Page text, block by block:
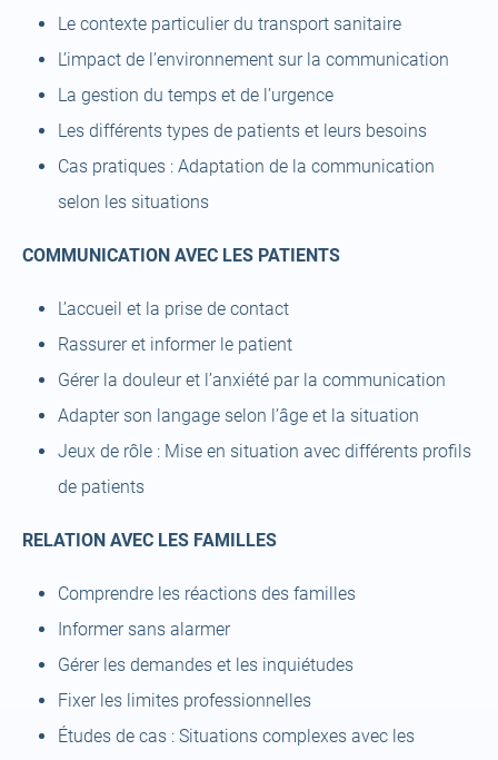
Le contexte particulier du transport sanitaire
L’impact de l’environnement sur la communication
La gestion du temps et de l’urgence
Les différents types de patients et leurs besoins
Cas pratiques : Adaptation de la communication
selon les situations
COMMUNICATION AVEC LES PATIENTS
L’accueil et la prise de contact
Rassurer et informer le patient
Gérer la douleur et l’anxiété par la communication
Adapter son langage selon l’âge et la situation
Jeux de rôle : Mise en situation avec différents profils
de patients
RELATION AVEC LES FAMILLES
Comprendre les réactions des familles
Informer sans alarmer
Gérer les demandes et les inquiétudes
Fixer les limites professionnelles
Études de cas : Situations complexes avec les